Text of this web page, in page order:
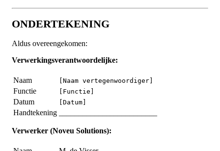
ONDERTEKENING
Aldus overeengekomen:
Verwerkingsverantwoordelijke:
Naam [Naam vertegenwoordiger]
Functie [Functie]
Datum [Datum]
Handtekening
Verwerker (Noveu Solutions):